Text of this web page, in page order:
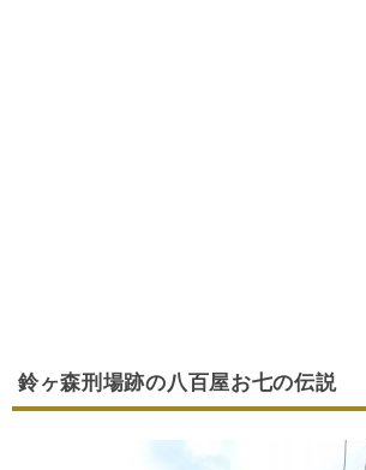
鈴ヶ森刑場跡の八百屋お七の伝説